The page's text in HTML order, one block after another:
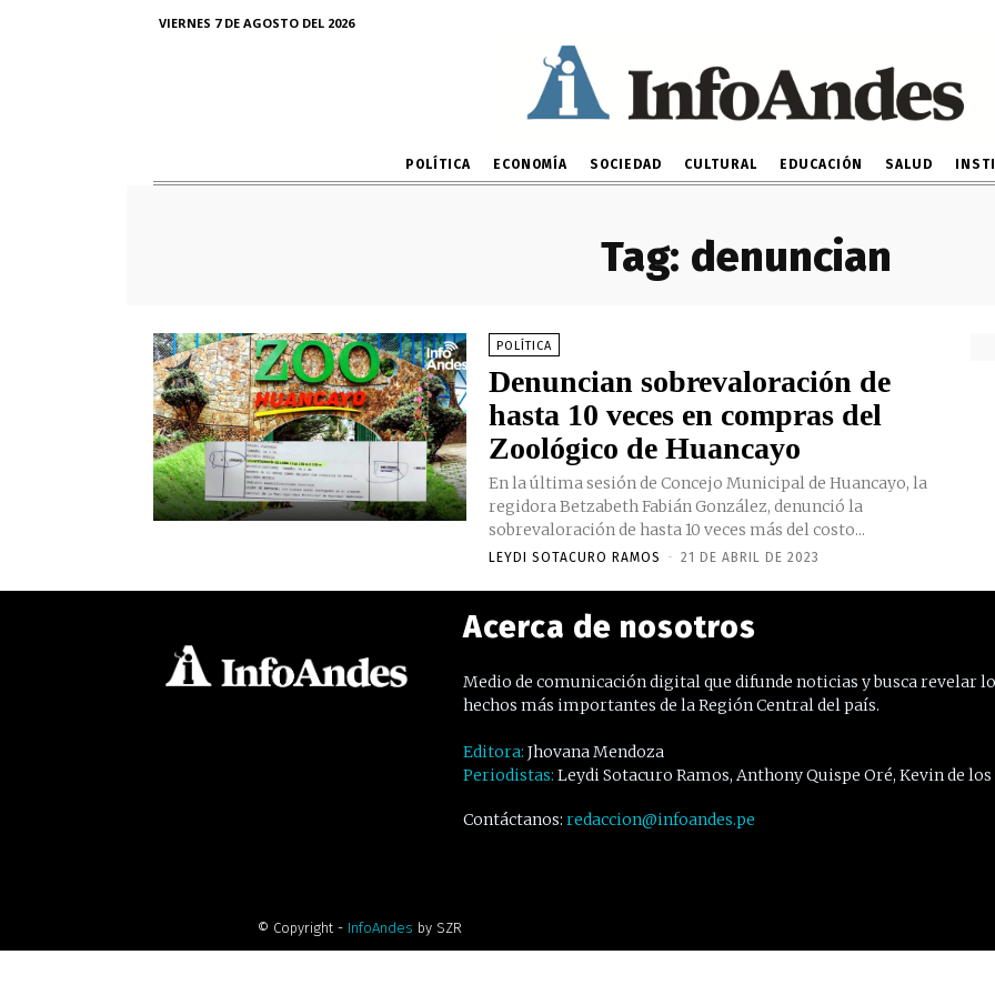
VIERNES 7 DE AGOSTO DEL 2026
POLÍTICA ECONOMÍA SOCIEDAD CULTURAL EDUCACIÓN SALUD
Tag: denuncian
POLÍTICA
Denuncian sobrevaloración de
hasta 10 veces en compras del
Zoológico de Huancayo
En la última sesión de Concejo Municipal de Huancayo, la
regidora Betzabeth Fabián González, denunció la
sobrevaloración de hasta 10 veces más del costo...
LEYDI SOTACURO RAMOS - 21 DE ABRIL DE 2023
Acerca de nosotros
Medio de comunicación digital que difunde noticias y busca revelar
hechos más importantes de la Región Central del país.
Editora: Jhovana Mendoza
Periodistas: Leydi Sotacuro Ramos, Anthony Quispe Oré, Kevin de los
Contáctanos: redaccion@infoandes.pe
© Copyright - InfoAndes by SZR